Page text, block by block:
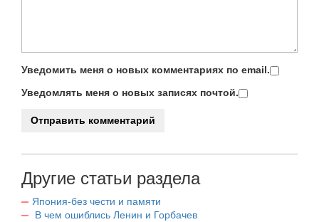
Уведомить меня о новых комментариях по email.
Уведомлять меня о новых записях почтой.
Другие статьи раздела
Япония-без чести и памяти
В чем ошиблись Ленин и Горбачев